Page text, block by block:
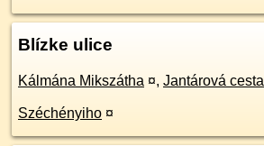
Blízke ulice
Kálmána Mikszátha ¤, Jantárová cesta
Széchényiho ¤